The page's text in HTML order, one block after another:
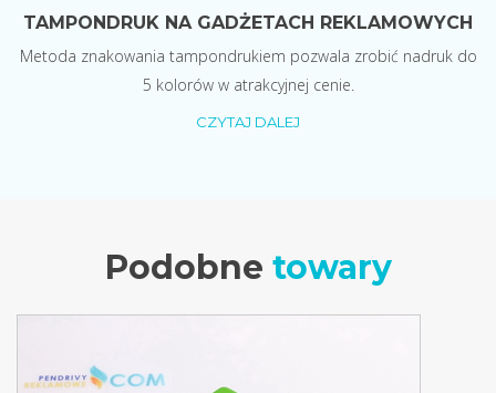
TAMPONDRUK NA GADŻETACH REKLAMOWYCH
Metoda znakowania tampondrukiem pozwala zrobić nadruk do
5 kolorów w atrakcyjnej cenie.
CZYTAJ DALEJ
Podobne towary